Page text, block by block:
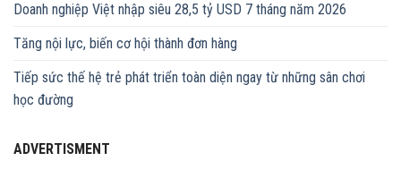
Doanh nghiệp Việt nhập siêu 28,5 tỷ USD 7 tháng năm 2026
Tăng nội lực, biến cơ hội thành đơn hàng
Tiếp sức thế hệ trẻ phát triển toàn diện ngay từ những sân chơi
học đường
ADVERTISMENT